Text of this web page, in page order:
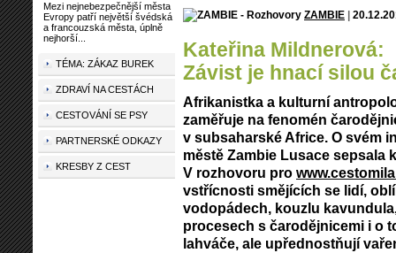
ZAMBIE |
Kateřina Mildnerová:
Závist je hnací silou
Afrikanistka a kulturní
zaměřuje na fenomén
v subsaharské Africe. O svém
městě Zambie Lusace sepsala
V rozhovoru pro
vstřícnosti smějících se lidí,
vodopádech, kouzlu
procesech s čarodějnicemi i o
lahváče, ale upřednostňují
Mezi nejnebezpečnější města
Evropy patří největší švédská
a francouzská města, úplně
nejhorší...
TÉMA: ZÁKAZ BUREK
ZDRAVÍ NA CESTÁCH
CESTOVÁNÍ SE PSY
PARTNERSKÉ ODKAZY
KRESBY Z CEST